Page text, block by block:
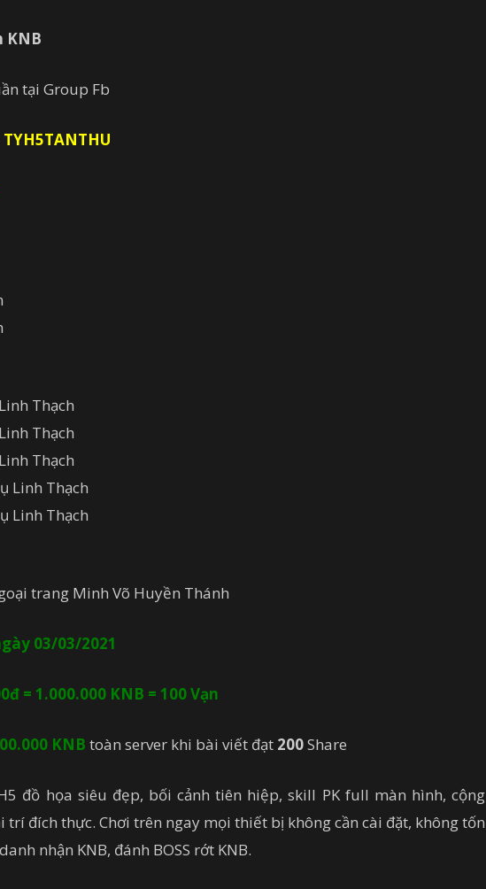
KNB
tại Group Fb
TYH5TANTHU
Thạch
Thạch
Thạch
Linh Thạch
Linh Thạch
trang Minh Võ Huyền Thánh
03/03/2021
= 1.000.000 KNB = 100 Vạn
KNB toàn server khi bài viết đạt 200Share
đồ họa siêu đẹp, bối cảnh tiên hiệp, skill PK full màn hình, cộng
trí đích thực. Chơi trên ngay mọi thiết bị không cần cài đặt, không tốn
nhận KNB, đánh BOSS rớt KNB.